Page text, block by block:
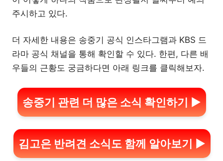
주시하고 있다.
더 자세한 내용은 송중기 공식 인스타그램과 KBS 드
라마 공식 채널을 통해 확인할 수 있다. 한편, 다른 배
우들의 근황도 궁금하다면 아래 링크를 클릭해보자.
송중기 관련 더 많은 소식 확인하기 ▶
김고은 반려견 소식도 함께 알아보기 ▶